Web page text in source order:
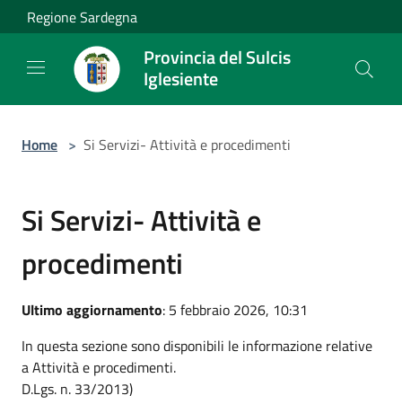
Salta al contenuto principale
Regione Sardegna
Provincia del Sulcis
Iglesiente
Home > Si Servizi- Attività e procedimenti
Si Servizi- Attività e
procedimenti
Ultimo aggiornamento: 5 febbraio 2026, 10:31
In questa sezione sono disponibili le informazione relative
a Attività e procedimenti.
D.Lgs. n. 33/2013)